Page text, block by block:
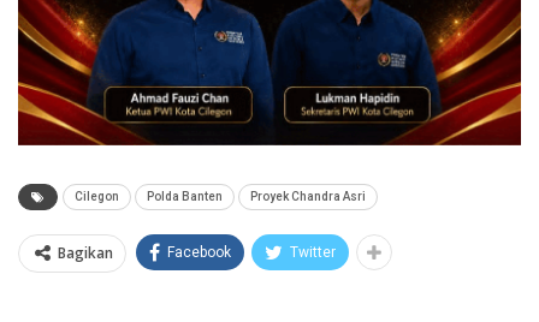
Cilegon Polda Banten Proyek Chandra Asri
Bagikan Facebook Twitter